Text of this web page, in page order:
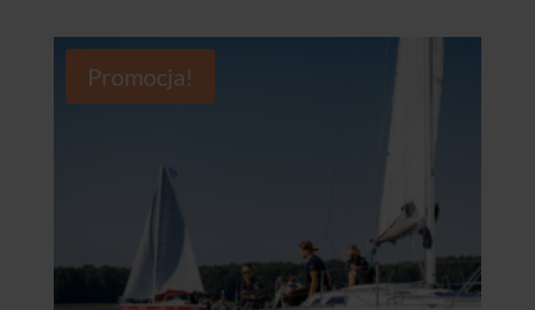
4495,00 zł
do
4695,00 zł
Promocja!